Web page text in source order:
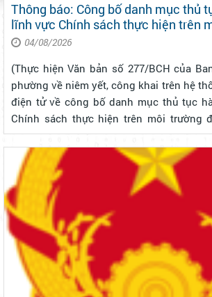
Thông báo: Công bố danh mục thủ
lĩnh vực Chính sách thực hiện trên
tử thuộc phạm vi chức năng quản lý
04/08/2026
(Thực hiện Văn bản số 277/BCH của
phường về niêm yết, công khai trên hệ
điện tử về công bố danh mục thủ tục
Chính sách thực hiện trên môi trường điện tử)
Quyết định số 3502/QĐ-BQP ngày 02/
phòng về công bố danh...